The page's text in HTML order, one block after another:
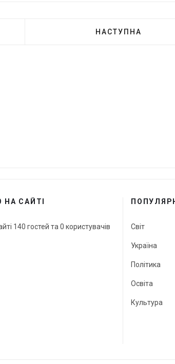
НАСТУПНА
НА САЙТІ
140 гостей та 0 користувачів Світ
Україна
Політика
Освіта
Культура